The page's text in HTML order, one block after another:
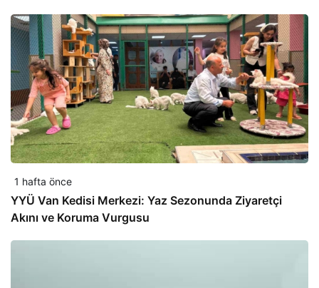
1 hafta önce
YYÜ Van Kedisi Merkezi: Yaz Sezonunda Ziyaretçi
Akını ve Koruma Vurgusu